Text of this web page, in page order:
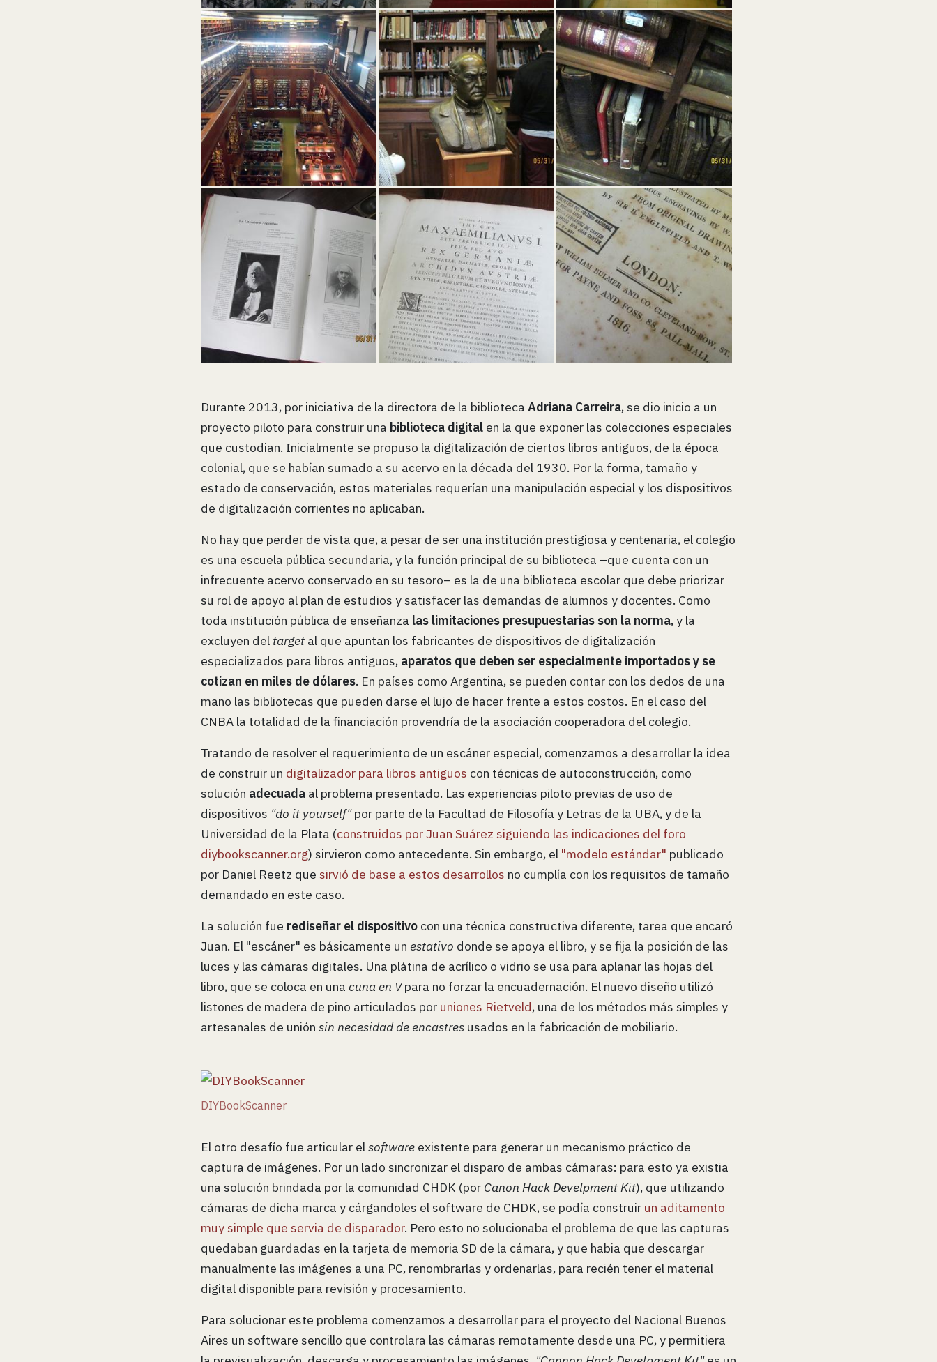
Durante 2013, por iniciativa de la directora de la biblioteca Adriana Carreira, se dio inicio a un
proyecto piloto para construir una biblioteca digital en la que exponer las colecciones especiales
que custodian. Inicialmente se propuso la digitalización de ciertos libros antiguos, de la época
colonial, que se habían sumado a su acervo en la década del 1930. Por la forma, tamaño y
estado de conservación, estos materiales requerían una manipulación especial y los dispositivos
de digitalización corrientes no aplicaban.
No hay que perder de vista que, a pesar de ser una institución prestigiosa y centenaria, el colegio
es una escuela pública secundaria, y la función principal de su biblioteca –que cuenta con un
infrecuente acervo conservado en su tesoro– es la de una biblioteca escolar que debe priorizar
su rol de apoyo al plan de estudios y satisfacer las demandas de alumnos y docentes. Como
toda institución pública de enseñanza las limitaciones presupuestarias son la norma, y la
excluyen del target al que apuntan los fabricantes de dispositivos de digitalización
especializados para libros antiguos, aparatos que deben ser especialmente importados y se
cotizan en miles de dólares. En países como Argentina, se pueden contar con los dedos de una
mano las bibliotecas que pueden darse el lujo de hacer frente a estos costos. En el caso del
CNBA la totalidad de la financiación provendría de la asociación cooperadora del colegio.
Tratando de resolver el requerimiento de un escáner especial, comenzamos a desarrollar la idea
de construir un digitalizador para libros antiguos con técnicas de autoconstrucción, como
solución adecuada al problema presentado. Las experiencias piloto previas de uso de
dispositivos "do it yourself"por parte de la Facultad de Filosofía y Letras de la UBA, y de la
Universidad de la Plata (construidos por Juan Suárez siguiendo las indicaciones del foro
diybookscanner.org) sirvieron como antecedente. Sin embargo, el "modelo estándar" publicado
por Daniel Reetz que sirvió de base a estos desarrollos no cumplía con los requisitos de tamaño
demandado en este caso.
La solución fue rediseñar el dispositivo con una técnica constructiva diferente, tarea que encaró
Juan. El "escáner" es básicamente un estativo donde se apoya el libro, y se fija la posición de las
luces y las cámaras digitales. Una plátina de acrílico o vidrio se usa para aplanar las hojas del
libro, que se coloca en una cuna en Vpara no forzar la encuadernación. El nuevo diseño utilizó
listones de madera de pino articulados por uniones Rietveld, una de los métodos más simples y
artesanales de unión sin necesidad de encastres usados en la fabricación de mobiliario.
DIYBookScanner
El otro desafío fue articular elsoftware existente para generar un mecanismo práctico de
captura de imágenes. Por un lado sincronizar el disparo de ambas cámaras: para esto ya existia
una solución brindada por la comunidad CHDK (por Canon Hack Develpment Kit), que utilizando
cámaras de dicha marca y cárgandoles el software de CHDK, se podía construir un aditamento
muy simple que servia de disparador. Pero esto no solucionaba el problema de que las capturas
quedaban guardadas en la tarjeta de memoria SD de la cámara, y que habia que descargar
manualmente las imágenes a una PC, renombrarlas y ordenarlas, para recién tener el material
digital disponible para revisión y procesamiento.
Para solucionar este problema comenzamos a desarrollar para el proyecto del Nacional Buenos
Aires un software sencillo que controlara las cámaras remotamente desde una PC, y permitiera